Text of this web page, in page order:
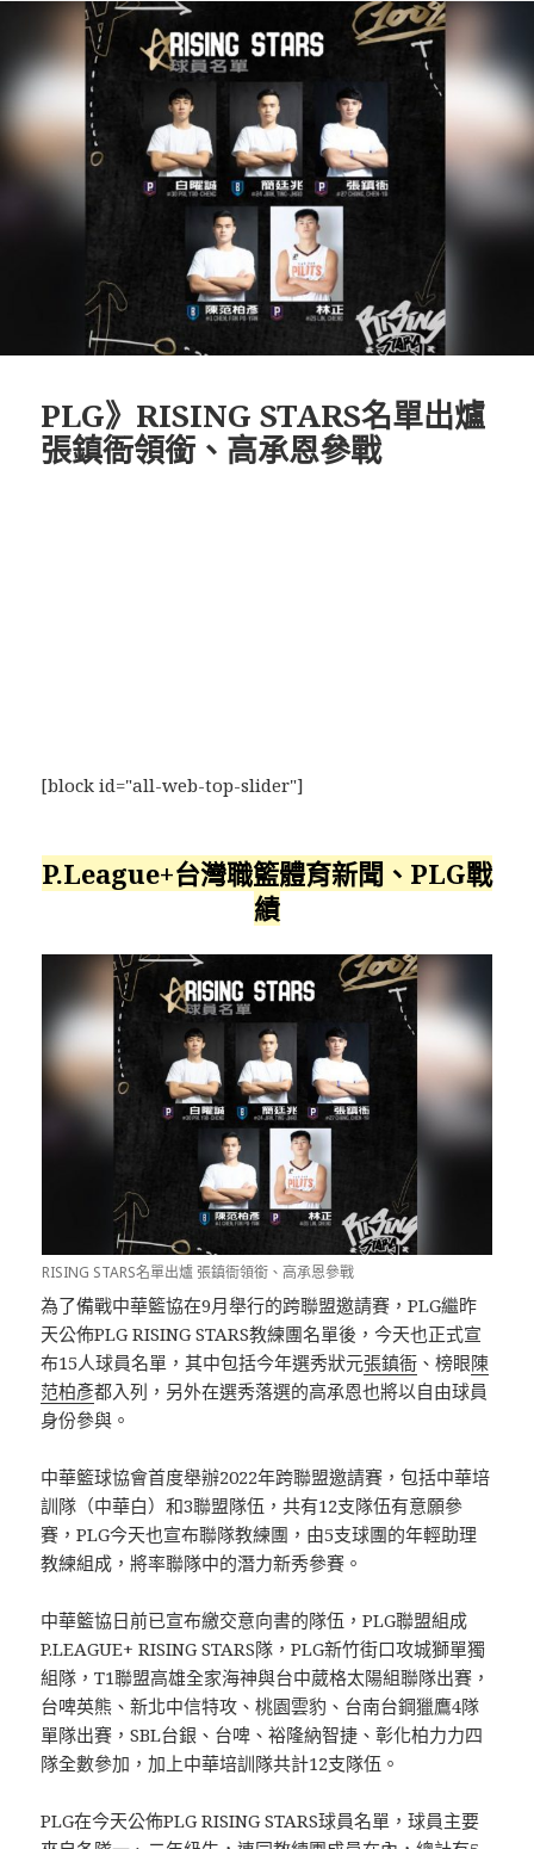
PLG》RISING STARS名單出爐
張鎮衙領銜、高承恩參戰
[block id="all-web-top-slider"]
P.League+台灣職籃體育新聞、PLG戰
績
RISING STARS名單出爐 張鎮衙領銜、高承恩參戰
為了備戰中華籃協在9月舉行的跨聯盟邀請賽，PLG繼昨
天公佈PLG RISING STARS教練團名單後，今天也正式宣
布15人球員名單，其中包括今年選秀狀元張鎮衙 、榜眼陳
范柏彥都入列，另外在選秀落選的高承恩也將以自由球員
身份參與。
中華籃球協會首度舉辦2022年跨聯盟邀請賽，包括中華培
訓隊（中華白）和3聯盟隊伍，共有12支隊伍有意願參
賽，PLG今天也宣布聯隊教練團，由5支球團的年輕助理
教練組成，將率聯隊中的潛力新秀參賽。
中華籃協日前已宣布繳交意向書的隊伍，PLG聯盟組成
P.LEAGUE+ RISING STARS隊，PLG新竹街口攻城獅單獨
組隊，T1聯盟高雄全家海神與台中葳格太陽組聯隊出賽，
台啤英熊、新北中信特攻、桃園雲豹、台南台鋼獵鷹4隊
單隊出賽，SBL台銀、台啤、裕隆納智捷、彰化柏力力四
隊全數參加，加上中華培訓隊共計12支隊伍。
PLG在今天公佈PLG RISING STARS球員名單，球員主要